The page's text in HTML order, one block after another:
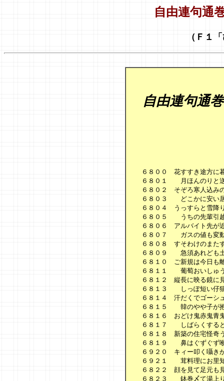
自由連句通
（Ｆ１
自由連句通
６８００　花すすき途方
６８０１　　月ほんのり
６８０２　そぞろ寒人込
６８０３　　どこかに安
６８０４　うっすらと雪降
６８０５　　うちの先輩引
６８０６　アルバイト先が
６８０７　　ガスの値も変
６８０８　すそわけのまた
６８０９　　急須あれども
６８１０　ご新規は今日も
６８１１　　葡萄おいしゅ
６８１２　縦長に映る鏡に
６８１３　　しっぽ短い
６８１４　汗だくでゴー
６８１５　　韓のやや子
６８１６　おどけ鬼赤鬼
６８１７　　しばらくす
６８１８　新築の住宅怪
６８１９　　鼻はぐずぐず
６９２０　キィー叩く囁き
６９２１　　茸料理にお
６８２２　顔を見て足元
６８２３　　鉢巻〆て湯